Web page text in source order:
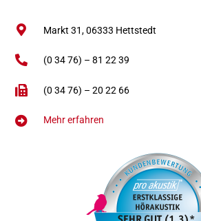
Markt 31,06333 Hettstedt
(0 34 76) – 81 22 39
(0 34 76) – 20 22 66
Mehr erfahren